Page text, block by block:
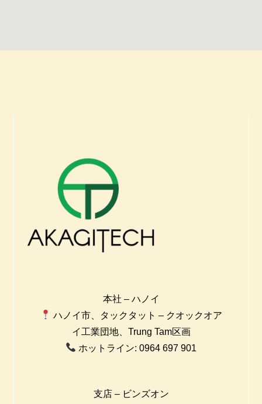
本社 – ハノイ
ハノイ市、タックタット – クオックオア
イ工業団地、Trung Tam区画
ホットライン: 0964 697 901
支店 – ビンズオン